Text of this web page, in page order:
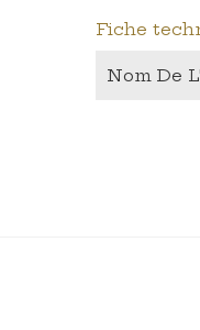
Fiche
Nom De